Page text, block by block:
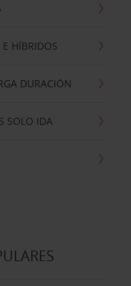
E HÍBRIDOS
DURACIÓN
SOLO IDA